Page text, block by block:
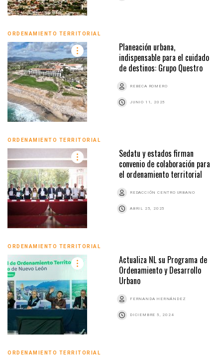
ORDENAMIENTO TERRITORIAL
Planeación urbana,
indispensable para el cuidado
de destinos: Grupo Questro
REBECA ROMERO
JUNIO 11, 2025
ORDENAMIENTO TERRITORIAL
Sedatu y estados firman
convenio de colaboración para
el ordenamiento territorial
REDACCIÓN CENTRO URBANO
ABRIL 25, 2025
ORDENAMIENTO TERRITORIAL
Actualiza NL su Programa de
Ordenamiento y Desarrollo
Urbano
FERNANDA HERNÁNDEZ
DICIEMBRE 5, 2024
ORDENAMIENTO TERRITORIAL